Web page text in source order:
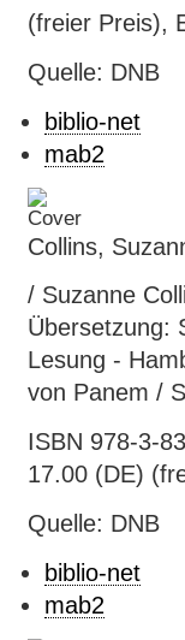
(freier Preis),
Quelle: DNB
biblio-net
mab2
Collins,
/ Suzanne
Übersetzung:
Lesung -
von Panem /
ISBN 978-3-
17.00 (DE)
Quelle: DNB
biblio-net
mab2